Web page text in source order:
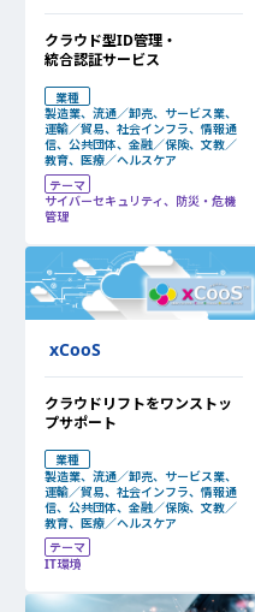
クラウド型ID管理・
統合認証サービス
業種
製造業、流通／卸売、サービス業、
運輸／貿易、社会インフラ、情報通
信、公共団体、金融／保険、文教／
教育、医療／ヘルスケア
テーマ
サイバーセキュリティ、防災・危機
管理
xCooS
クラウドリフトをワンストッ
プサポート
業種
製造業、流通／卸売、サービス業、
運輸／貿易、社会インフラ、情報通
信、公共団体、金融／保険、文教／
教育、医療／ヘルスケア
テーマ
IT環境